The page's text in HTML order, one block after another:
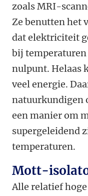
zoals MRI-
Ze benutten het
dat elektriciteit
bij
nulpunt. Helaas
veel energie.
natuurkundigen
een manier om
supergeleidend
temperaturen.
Mott-
Alle relatief